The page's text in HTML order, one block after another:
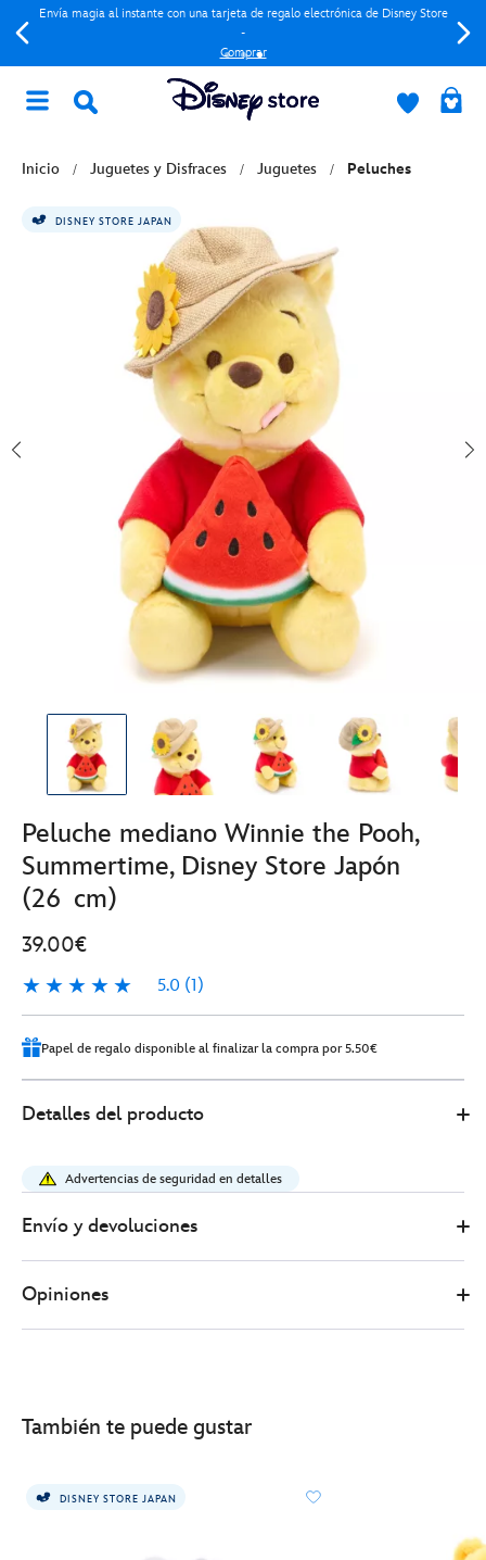
Envía magia al instante con una tarjeta de regalo electrónica de Disney Store
-
Comprar
Inicio Juguetes y Disfraces Juguetes Peluches
DISNEY STORE JAPAN
Peluche mediano Winnie the Pooh,
Summertime, Disney Store Japón
(26 cm)
39.00€
5.0 (1)
5.0
1
Papel de regalo disponible al finalizar la compra por 5.50€
Store
39.00
mediano-
winnie-
the-
disney-
store-
http://schema.org/InStock
Detalles del producto
Advertencias de seguridad en detalles
Envío y devoluciones
Opiniones
También te puede gustar
DISNEY STORE JAPAN